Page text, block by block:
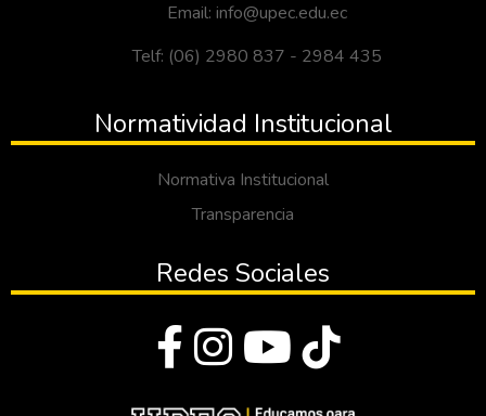
Email: info@upec.edu.ec
Telf: (06) 2980 837 - 2984 435
Normatividad Institucional
Normativa Institucional
Transparencia
Redes Sociales